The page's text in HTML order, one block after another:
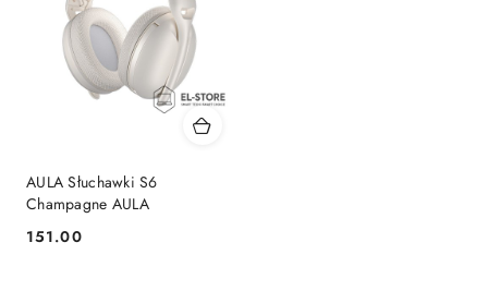
AULA Słuchawki S6
Champagne AULA
Cena:
151.00